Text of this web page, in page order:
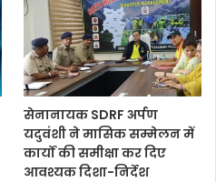
सेनानायक SDRF अर्पण
यदुवंशी ने मासिक सम्मेलन में
कार्यों की समीक्षा कर दिए
आवश्यक दिशा-निर्देश